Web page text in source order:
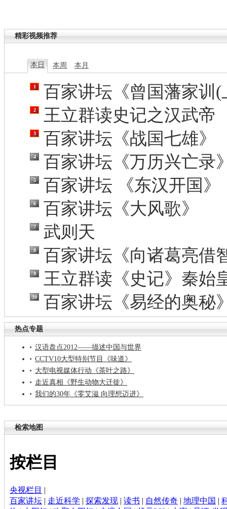
精彩视频推荐
本日 本周 本月
1 百家讲坛《曾国藩家训(
2 王立群读史记之汉武帝
3 百家讲坛《战国七雄》
4 百家讲坛《万历兴亡录
5 百家讲坛 《东汉开国》
6 百家讲坛《大风歌》
7 武则天
8 百家讲坛《向诸葛亮借
9 王立群读《史记》秦始
10 百家讲坛《易经的奥秘
热点专题
汉语盘点2012——描述中国与世界
CCTV10大型特别节目《味道》
大型电视媒体行动《茶叶之路》
走近真相《野生动物大迁徙》
我们的30年《零艾滋 向理想迈进》
检索地图
按栏目
央视栏目 |
百家讲坛 | 走近科学 | 探索发现 | 读书 | 自然传奇 | 地理中国 |